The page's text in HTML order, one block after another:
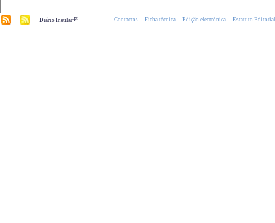
Diário Insular.pt Contactos Ficha técnica Edição electrónica Estatuto Editorial